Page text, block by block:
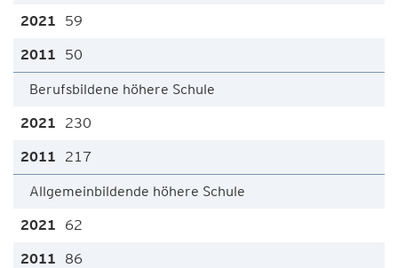
59
50
Berufsbildene höhere Schule
230
217
Allgemeinbildende höhere Schule
62
86